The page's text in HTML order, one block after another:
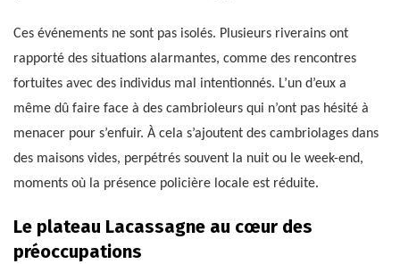
Ces événements ne sont pas isolés. Plusieurs riverains ont
rapporté des situations alarmantes, comme des rencontres
fortuites avec des individus mal intentionnés. L’un d’eux a
même dû faire face à des cambrioleurs qui n’ont pas hésité à
menacer pour s’enfuir. À cela s’ajoutent des cambriolages dans
des maisons vides, perpétrés souvent la nuit ou le week-end,
moments où la présence policière locale est réduite.
Le plateau Lacassagne au cœur des
préoccupations